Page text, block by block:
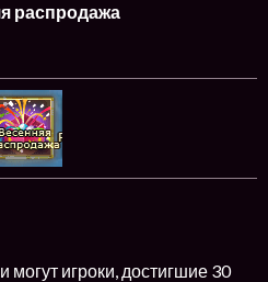
распродажа
могут игроки, достигшие 30